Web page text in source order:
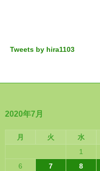
Tweets by hira1103
2020年7月
月 火 水
1
6
7 8